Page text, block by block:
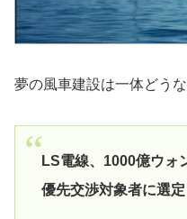
夢の風車建設は一体どう
LS電線、1000億ウォ
優先交渉対象者に選定